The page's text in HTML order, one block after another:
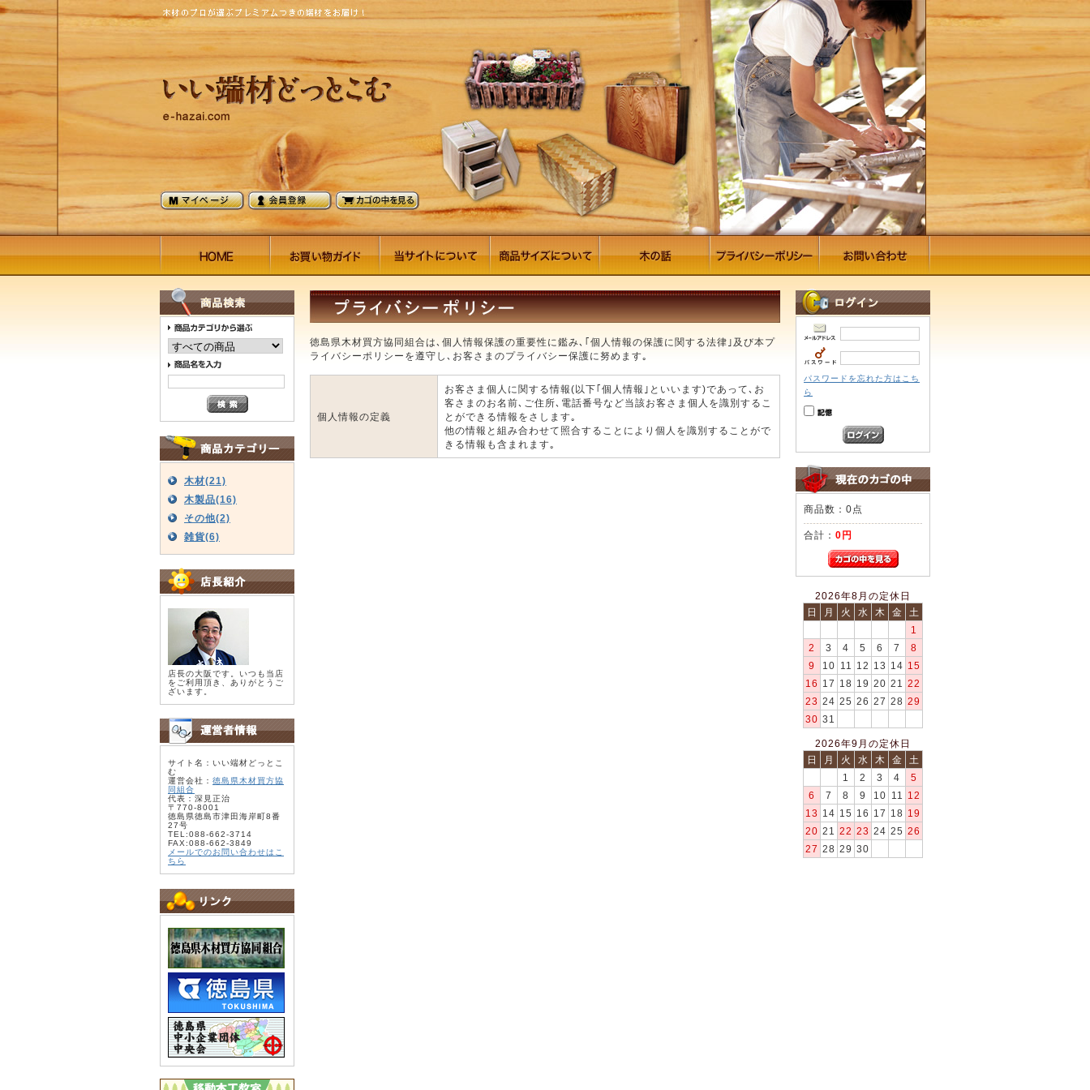
木材(21)
木製品(16)
その他(2)
雑貨(6)
店長の大阪です。いつも当店
をご利用頂き、ありがとうご
ざいます。
サイト名：いい端材どっとこ
む
運営会社： 徳島県木材買方協
同組合
代表：深見正治
〒770-8001
徳島県徳島市津田海岸町8番
27号
TEL:088-662-3714
FAX:088-662-3849
メールでのお問い合わせはこ
ちら
徳島県木材買方協同組合は､個人情報保護の重要性に鑑み､｢個人情報の保護に関する法律｣及び本プ
ライバシーポリシーを遵守し､お客さまのプライバシー保護に努めます｡
個人情報の定義
お客さま個人に関する情報(以下｢個人情報｣といいます)であって､お
客さまのお名前､ご住所､電話番号など当該お客さま個人を識別するこ
とができる情報をさします｡
他の情報と組み合わせて照合することにより個人を識別することがで
きる情報も含まれます｡
パスワードを忘れた方はこち
ら
商品数：0点
合計： 0円
2026年8月の定休日
日
月 火 水 木 金
土
1
2
3 4 5 6 7
8
9
10 11 12 13 14 15
16
17 18 19 20 21
22
23 24 25 26 27 28 29
30 31
2026年9月の定休日
日
月 火 水 木 金
土
1
2 3 4
5
6
7 8 9 10 11
12
13
14 15 16 17 18 19
20 21 22 23 24 25 26
27 28 29 30